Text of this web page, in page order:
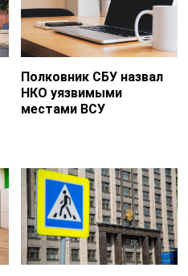
Полковник СБУ назвал
НКО уязвимыми
местами ВСУ